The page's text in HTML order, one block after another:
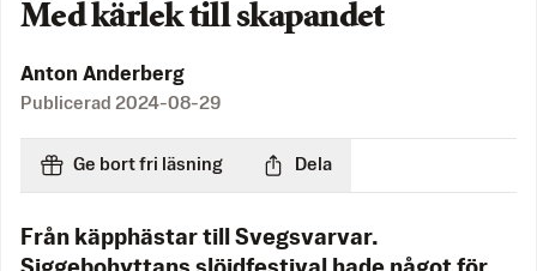
Med kärlek till skapandet
Anton Anderberg
Publicerad 2024-08-29
Ge bort fri läsning Dela
Från käpphästar till Svegsvarvar.